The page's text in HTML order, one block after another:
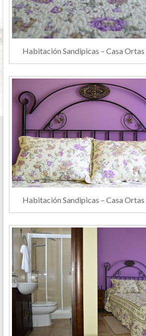
Habitación Sandipicas – Casa
Habitación Sandipicas – Casa